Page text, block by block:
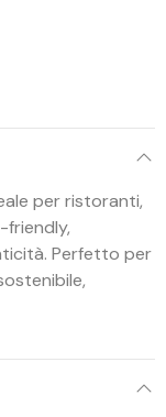
per ristoranti,
friendly,
Perfetto per